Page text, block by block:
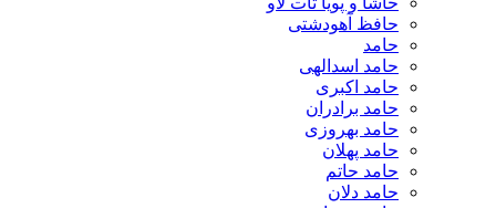
حافظ آهودشتی
حامد
حامد اسدالهی
حامد اکبری
حامد برادران
حامد بهروزی
حامد پهلان
حامد حاتم
حامد دلان